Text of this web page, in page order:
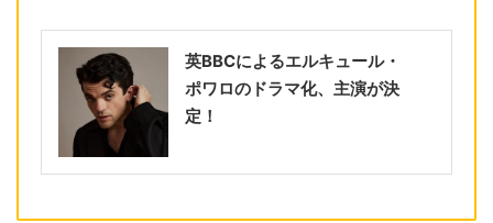
英BBCによるエルキュール・
ポワロのドラマ化、主演が決
定！